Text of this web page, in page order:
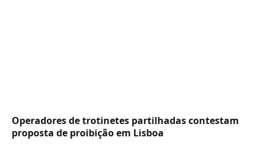
Operadores de trotinetes partilhadas contestam
proposta de proibição em Lisboa